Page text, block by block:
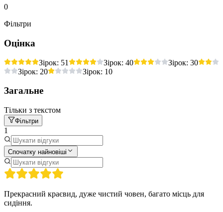
0
Фільтри
Оцінка
Зірок: 51 Зірок: 40 Зірок: 30
Зірок: 20 Зірок: 10
Загальне
Тільки з текстом
Фільтри
1
Спочатку найновіші
Прекрасний краєвид, дуже чистий човен, багато місць для
сидіння.